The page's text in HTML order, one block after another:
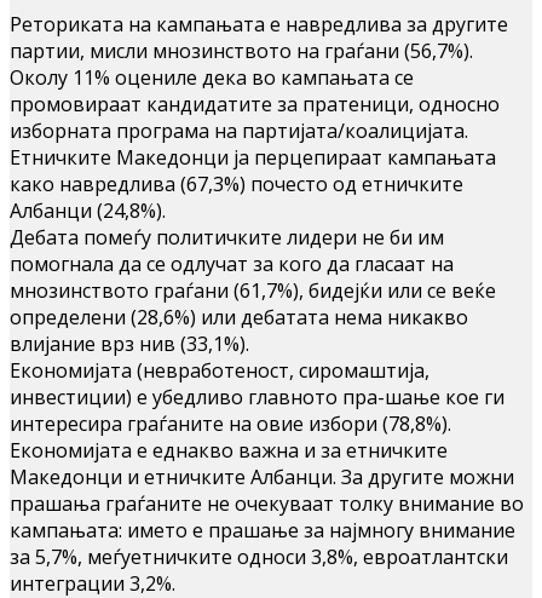
Реториката на кампањата е навредлива за другите
партии, мисли мнозинството на граѓани (56,7%).
Околу 11% оцениле дека во кампањата се
промовираат кандидатите за пратеници, односно
изборната програма на партијата/коалицијата.
Етничките Македонци ја перцепираат кампањата
како навредлива (67,3%) почесто од етничките
Албанци (24,8%).
Дебата помеѓу политичките лидери не би им
помогнала да се одлучат за кого да гласаат на
мнозинството граѓани (61,7%), бидејќи или се веќе
определени (28,6%) или дебатата нема никакво
влијание врз нив (33,1%).
Економијата (невработеност, сиромаштија,
инвестиции) е убедливо главното пра-шање кое ги
интересира граѓаните на овие избори (78,8%).
Економијата е еднакво важна и за етничките
Македонци и етничките Албанци. За другите можни
прашања граѓаните не очекуваат толку внимание во
кампањата: името е прашање за најмногу внимание
за 5,7%, меѓуетничките односи 3,8%, евроатлантски
интеграции 3,2%.